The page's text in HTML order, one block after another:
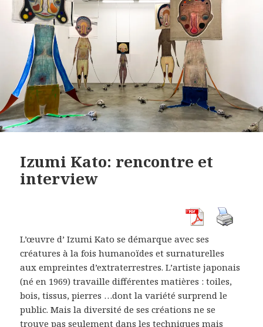
Izumi Kato: rencontre et
interview
L’œuvre d’ Izumi Kato se démarque avec ses
créatures à la fois humanoïdes et surnaturelles
aux empreintes d’extraterrestres. L’artiste japonais
(né en 1969) travaille différentes matières : toiles,
bois, tissus, pierres …dont la variété surprend le
public. Mais la diversité de ses créations ne se
trouve pas seulement dans les techniques mais